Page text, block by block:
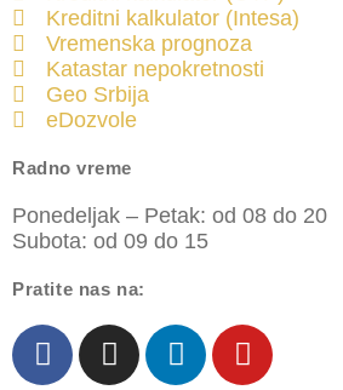
Kreditni kalkulator (Intesa)
Vremenska prognoza
Katastar nepokretnosti
Geo Srbija
eDozvole
Radno vreme
Ponedeljak – Petak: od 08 do 20
Subota: od 09 do 15
Pratite nas na: